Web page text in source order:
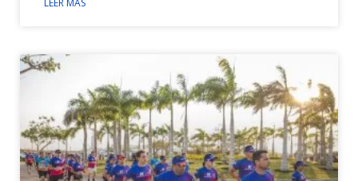
LEER MÁS